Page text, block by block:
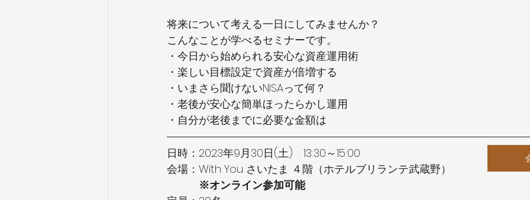
将来について考える一日にしてみませんか？
こんなことが学べるセミナーです。
・今日から始められる安心な資産運用術
・楽しい目標設定で資産が倍増する
・いまさら聞けないNISAって何？
・老後が安心な簡単ほったらかし運用
・自分が老後までに必要な金額は
日時：2023年9月30日(土)　13:30～15:00
会場：With You さいたま ４階（ホテルブリランテ武蔵野）
※オンライン参加可能